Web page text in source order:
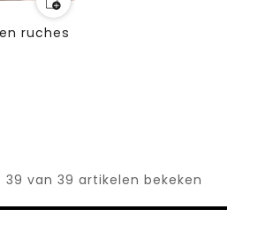
ruches
39 van 39 artikelen bekeken